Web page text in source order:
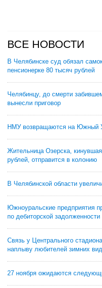
ВСЕ НОВОСТИ
В Челябинске суд обязал
пенсионерке 80 тысяч рублей
Челябинцу, до смерти
вынесли приговор
НМУ возвращаются на Южный
Жительница Озерска,
рублей, отправится в колонию
В Челябинской области
Южноуральские предприятия
по дебиторской задолженности
Связь у Центрального
наплыву любителей зимних
27 ноября ожидаются